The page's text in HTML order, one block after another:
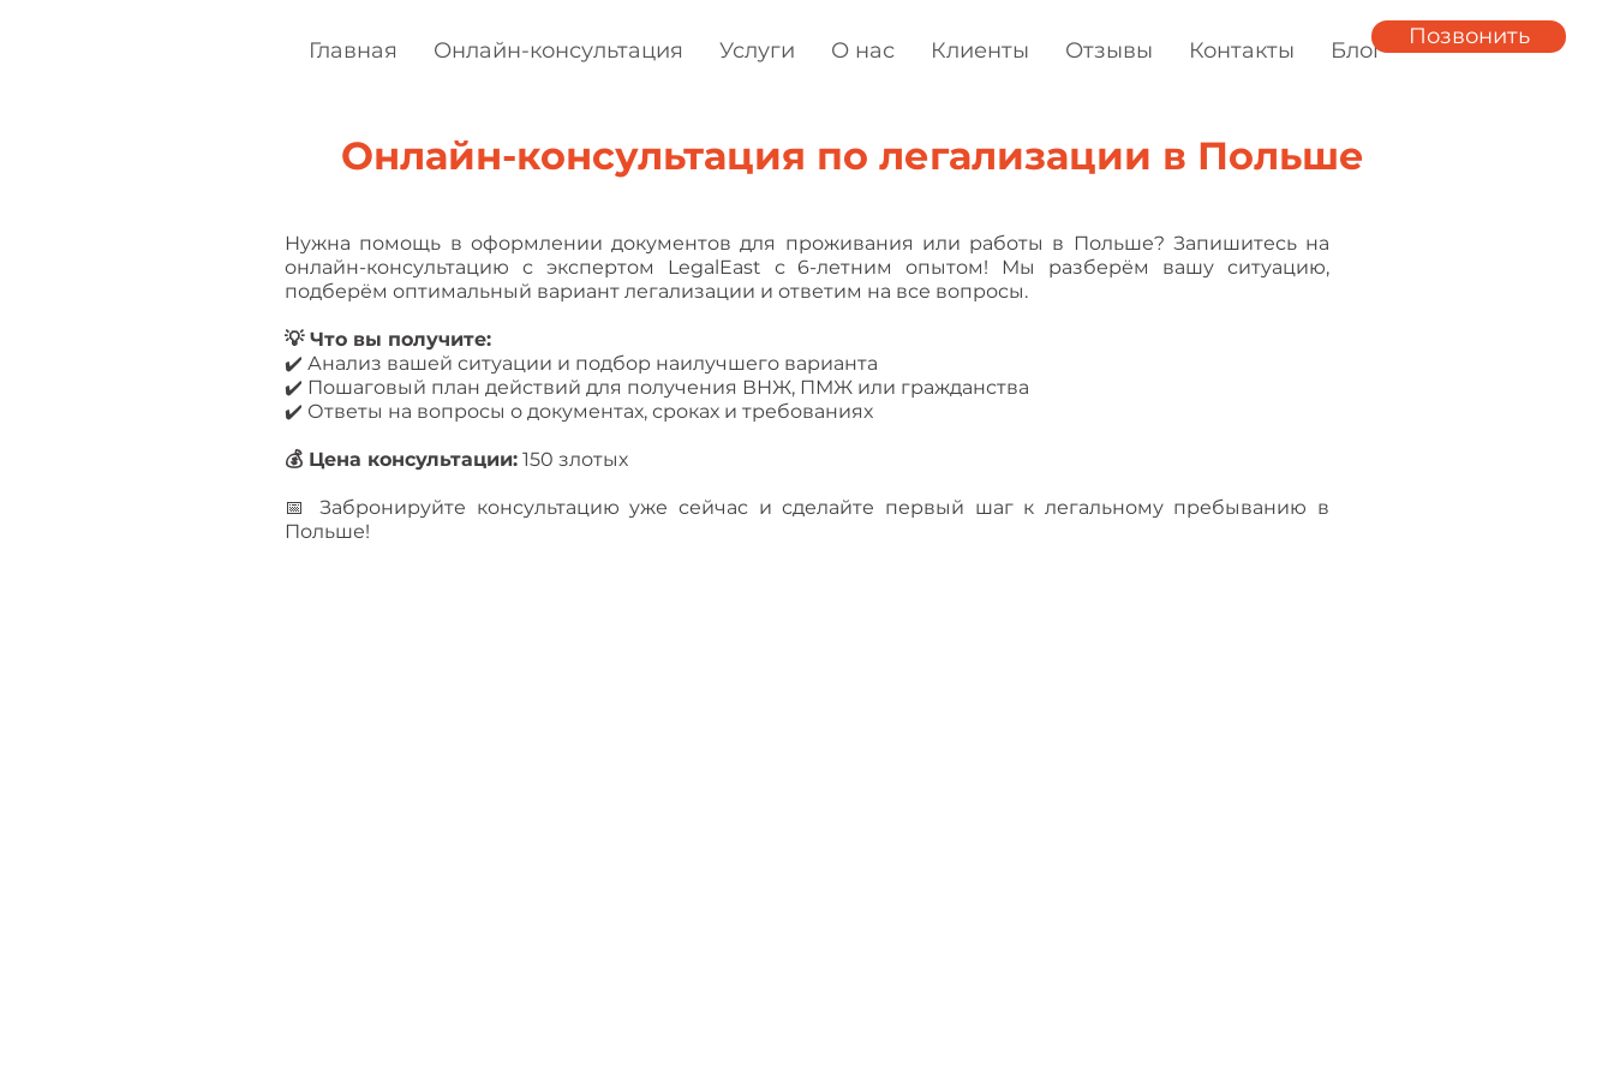
Позвонить
Главная Онлайн-консультация Услуги О нас Клиенты Отзывы Контакты Блог
Онлайн-консультация по легализации в Польше
Нужна помощь в оформлении документов для проживания или работы в Польше? Запишитесь на
онлайн-консультацию с экспертом LegalEast с 6-летним опытом! Мы разберём вашу ситуацию,
подберём оптимальный вариант легализации и ответим на все вопросы.
💡 Что вы получите:
✔️ Анализ вашей ситуации и подбор наилучшего варианта
✔️ Пошаговый план действий для получения ВНЖ, ПМЖ или гражданства
✔️ Ответы на вопросы о документах, сроках и требованиях
💰 Цена консультации: 150 злотых
📅 Забронируйте консультацию уже сейчас и сделайте первый шаг к легальному пребыванию в
Польше!